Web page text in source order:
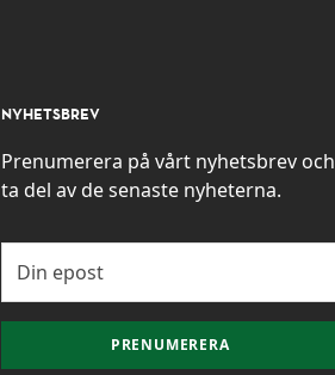
NYHETSBREV
Prenumerera på vårt nyhetsbrev och
ta del av de senaste nyheterna.
PRENUMERERA